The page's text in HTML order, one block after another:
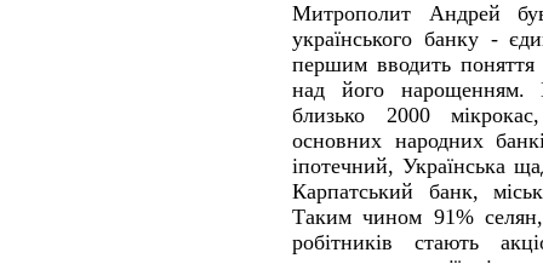
Митрополит Андрей
українського банку -
першим вводить поняття
над його нарощенням.
близько 2000
основних народних
іпотечний, Українська
Карпатський банк,
Таким чином 91% селян,
робітників стають